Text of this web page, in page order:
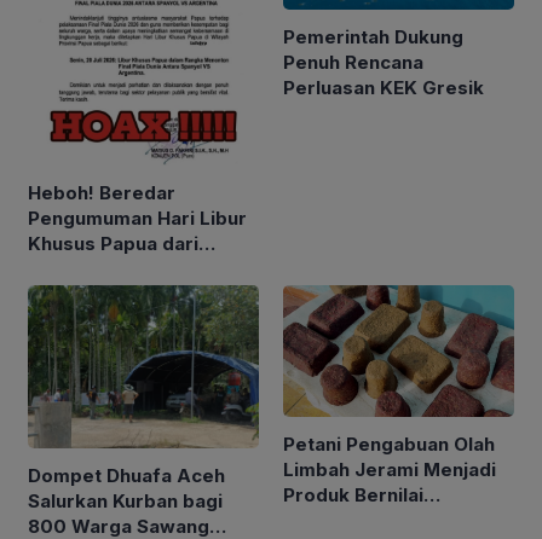
Heboh! Beredar
Pengumuman Hari Libur
Khusus Papua dari
Menonton Final Piala
Dunia
Pemerintah Dukung
Penuh Rencana
Perluasan KEK Gresik
Dompet Dhuafa Aceh
Salurkan Kurban bagi
800 Warga Sawang
Petani Pengabuan Olah
Limbah Jerami Menjadi
Produk Bernilai